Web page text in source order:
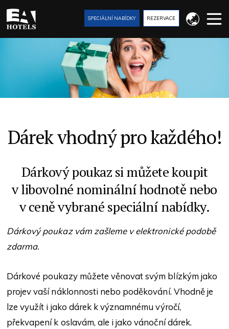
SPECIÁLNÍ NABÍDKY REZERVACE
Dárek vhodný pro každého!
Dárkový poukaz si můžete koupit
v libovolné nominální hodnotě nebo
v ceně vybrané speciální nabídky.
Dárkový poukaz vám zašleme v elektronické podobě
zdarma.
Dárkové poukazy můžete věnovat svým blízkým jako
projev vaší náklonnosti nebo poděkování. Vhodně je
lze využít i jako dárek k významnému výročí,
překvapení k oslavám, ale i jako vánoční dárek.